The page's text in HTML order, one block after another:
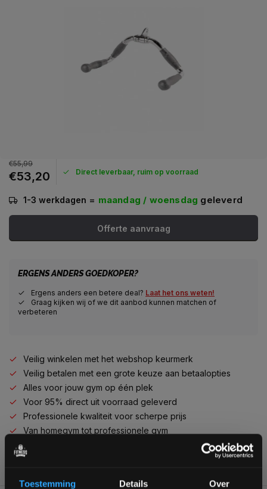
Toestemming Details Over
€55,99
€53,20 Direct leverbaar, ruim op voorraad
1-3 werkdagen = maandag / woensdag geleverd
Offerte aanvraag
ERGENS ANDERS GOEDKOPER?
Ergens anders een betere deal? Laat het ons weten!
Graag kijken wij of we dit aanbod kunnen matchen of
verbeteren
Veilig winkelen met het webshop keurmerk
Veilig betalen met een grote keuze aan betaalopties
Alles voor jouw gym op één plek
Voor 95% direct uit voorraad geleverd
Professionele kwaliteit voor scherpe prijs
Van homegym tot professionele gym
Complete gym inrichting mogelijk